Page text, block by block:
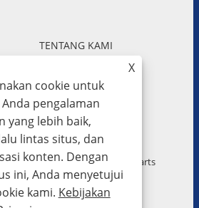
TENTANG KAMI
PERMINTAAN
Hanbo Automotive Parts
Plastik Aluminium Otomotif,
Blower Mobil - Semua Hak
X
cookie untuk
pengalaman
yang lebih baik,
lintas situs, dan
konten. Dengan
ini, Anda menyetujui
kami. Kebijakan